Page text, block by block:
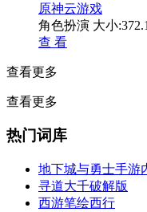
原神云游戏
角色扮演 大小
查 看
查看更多
查看更多
热门词库
地下城与勇士手游
寻道大千破解版
西游笔绘西行